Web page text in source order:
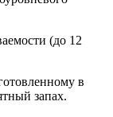
(до 12
в
запах.